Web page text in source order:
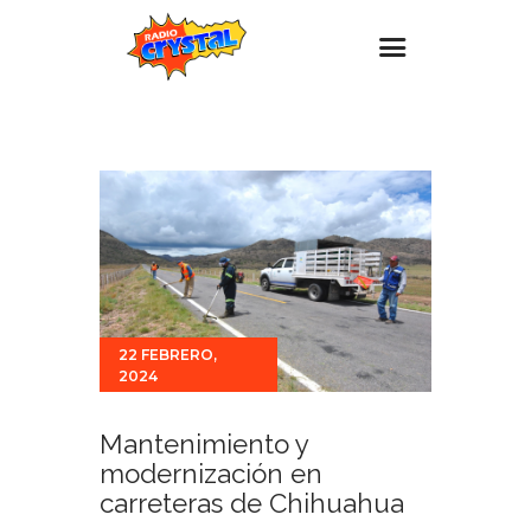
Estaciones
Eventos
Promociones
Noticias
Para ti
Contacto
22 FEBRERO,
2024
Mantenimiento y
modernización en
carreteras de Chihuahua